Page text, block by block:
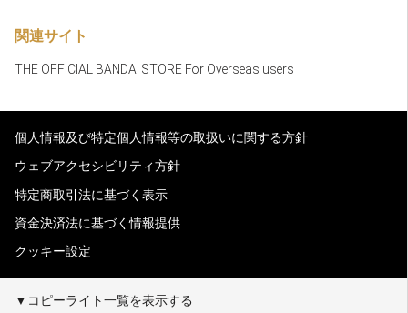
関連サイト
THE OFFICIAL BANDAI STORE For Overseas users
個人情報及び特定個人情報等の取扱いに関する方針
ウェブアクセシビリティ方針
特定商取引法に基づく表示
資金決済法に基づく情報提供
クッキー設定
▼コピーライト一覧を表示する